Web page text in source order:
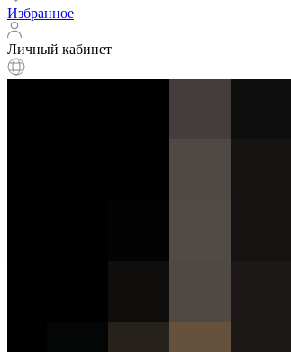
Избранное
Личный кабинет